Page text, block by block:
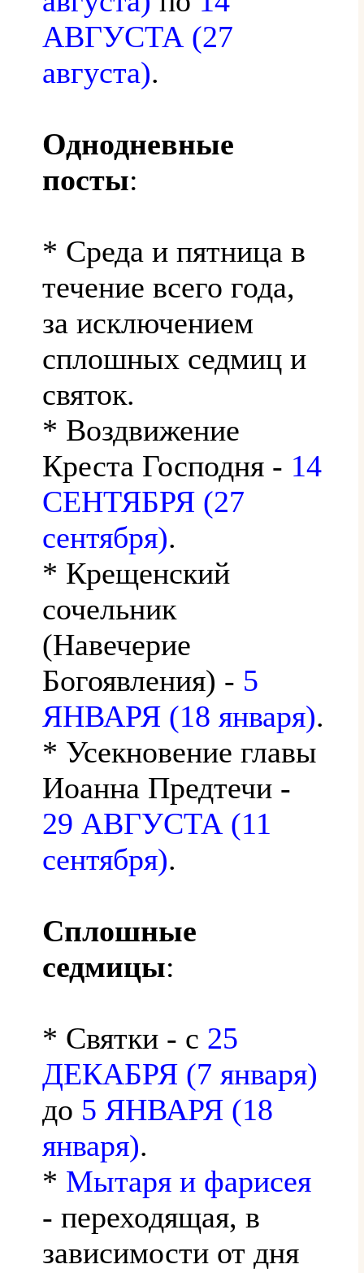
АВГУСТА (27
августа).
Однодневные
посты:
* Среда и пятница в
течение всего года,
за исключением
сплошных седмиц и
святок.
* Воздвижение
Креста Господня - 14
СЕНТЯБРЯ (27
сентября).
* Крещенский
сочельник
(Навечерие
Богоявления) - 5
ЯНВАРЯ (18 января).
* Усекновение главы
Иоанна Предтечи -
29 АВГУСТА (11
сентября).
Сплошные
седмицы:
* Святки - с 25
ДЕКАБРЯ (7 января)
до 5 ЯНВАРЯ (18
января).
* Мытаря и фарисея
- переходящая, в
зависимости от дня